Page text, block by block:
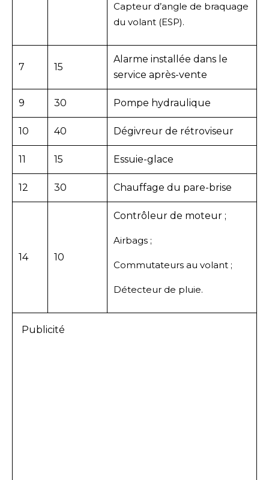
Capteur d’angle de braquage
du volant (ESP).
7 15
Alarme installée dans le
service après-vente
9 30 Pompe hydraulique
10 40 Dégivreur de rétroviseur
11 15 Essuie-glace
12 30 Chauffage du pare-brise
14 10
Contrôleur de moteur ;
Airbags ;
Commutateurs au volant ;
Détecteur de pluie.
Publicité